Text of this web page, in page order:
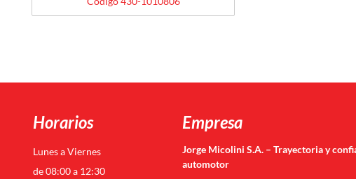
Horarios
Lunes a Viernes
de 08:00 a 12:30
Empresa
Jorge Micolini S.A. – Trayectoria y
automotor